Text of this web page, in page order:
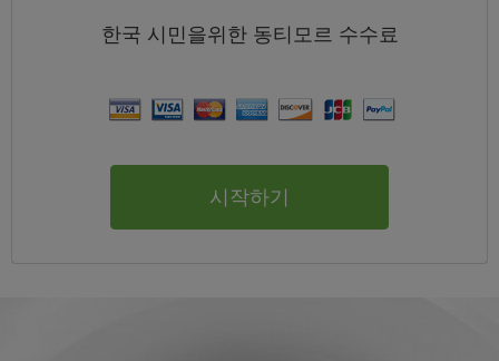
한국 시민을위한 동티모르 수수료
시작하기